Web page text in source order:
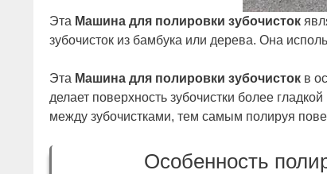
Эта Машина для полировки зубочисток
зубочисток из бамбука или дерева. Она
Эта Машина для полировки зубочисток в
делает поверхность зубочистки более
между зубочистками, тем самым полируя
Особенность